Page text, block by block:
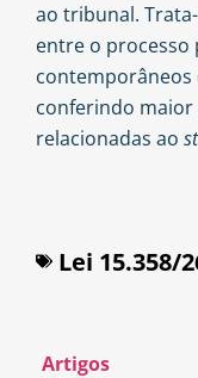
ao tribunal.
entre o processo
conferindo maior
relacionadas ao
Lei 15.358/
Artigos